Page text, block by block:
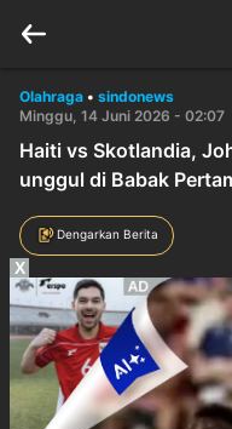
Olahraga • sindonews
Minggu, 14 Juni 2026 - 02:07
Haiti vs Skotlandia,
unggul di Babak
Dengarkan Berita
X